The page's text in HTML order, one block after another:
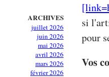
ARCHIVES
juillet 2026
juin 2026
mai 2026
avril 2026
mars 2026
février 2026
si
pour
Vos